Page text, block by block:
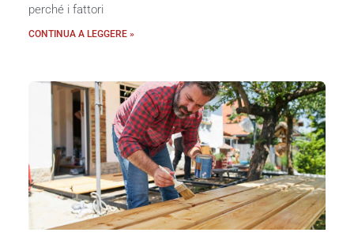
perché i fattori
CONTINUA A LEGGERE »